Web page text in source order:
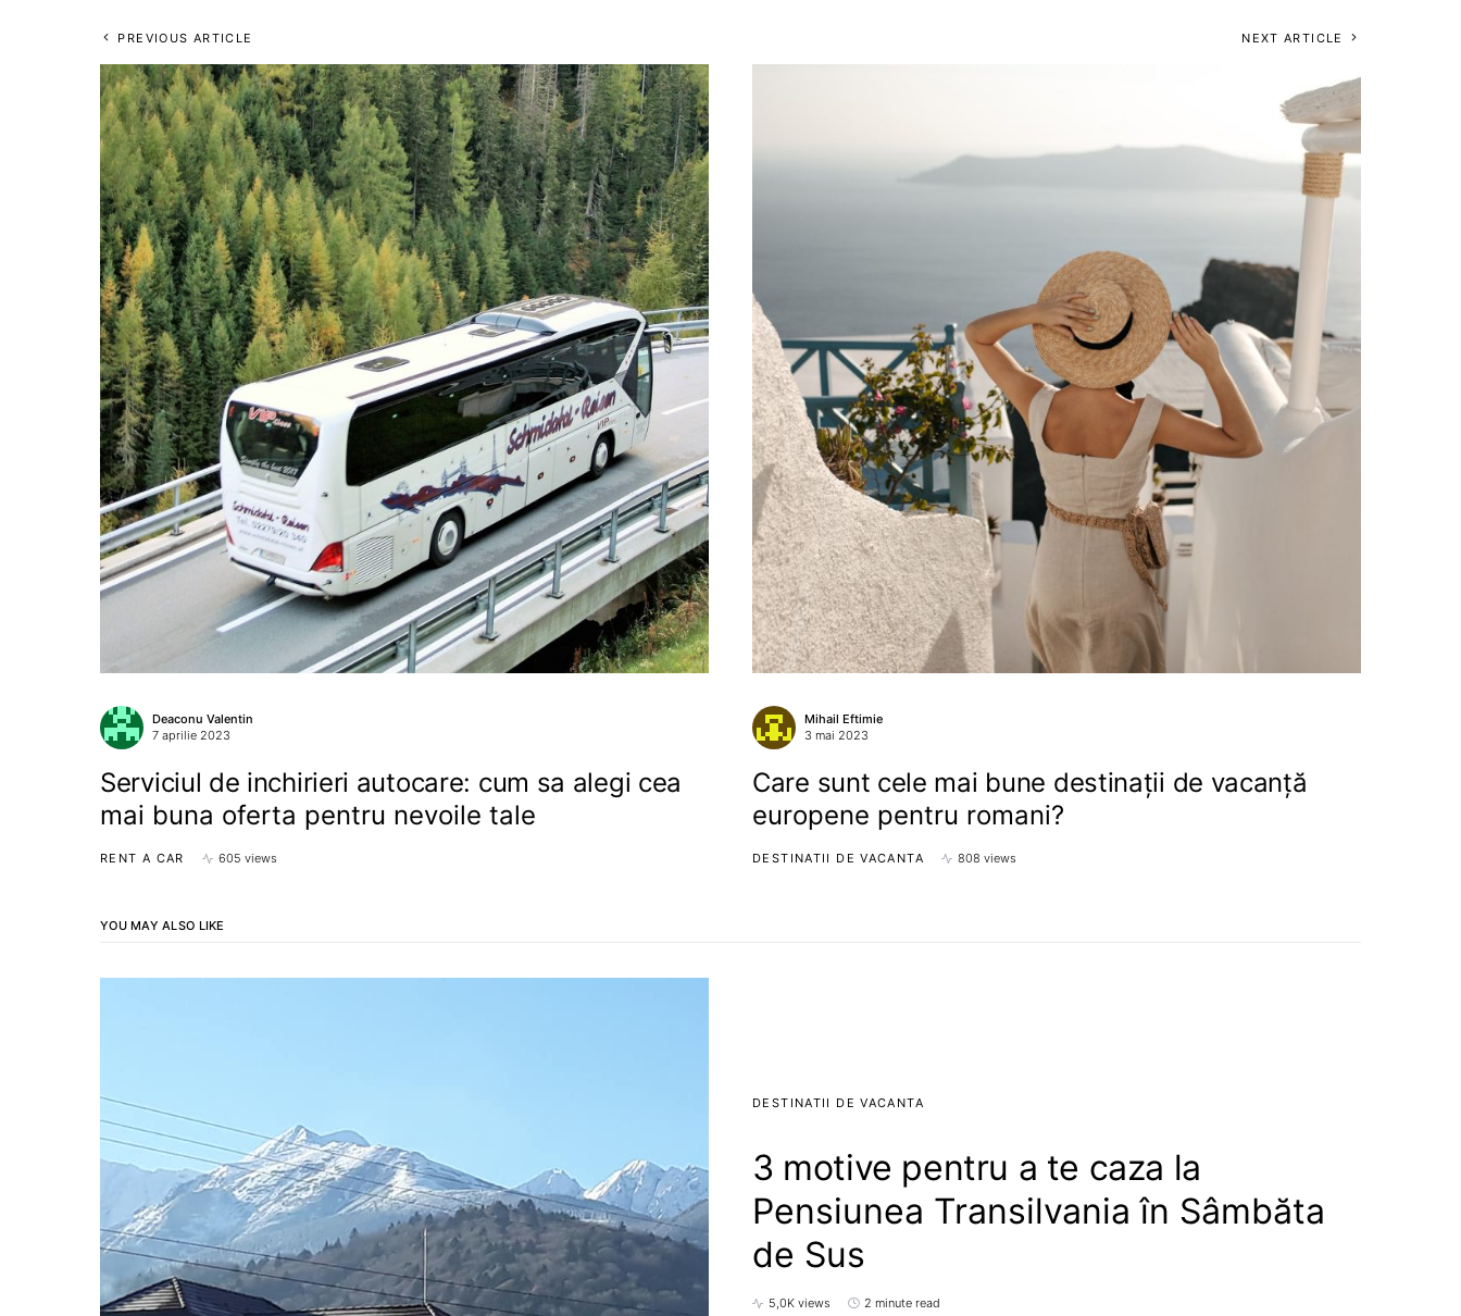
PREVIOUS ARTICLE
Deaconu Valentin
7 aprilie 2023
Serviciul de inchirieri autocare: cum sa alegi cea
mai buna oferta pentru nevoile tale
RENT A CAR 605 views
NEXT ARTICLE
Mihail Eftimie
3 mai 2023
Care sunt cele mai bune destinații de vacanță
europene pentru romani?
DESTINATII DE VACANTA 808 views
YOU MAY ALSO LIKE
DESTINATII DE VACANTA
3 motive pentru a te caza la
Pensiunea Transilvania în Sâmbăta
de Sus
5,0K views 2 minute read